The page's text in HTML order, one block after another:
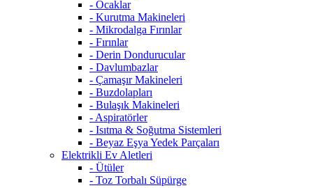
- Ocaklar
- Kurutma Makineleri
- Mikrodalga Fırınlar
- Fırınlar
- Derin Dondurucular
- Davlumbazlar
- Çamaşır Makineleri
- Buzdolapları
- Bulaşık Makineleri
- Aspiratörler
- Isıtma & Soğutma Sistemleri
- Beyaz Eşya Yedek Parçaları
Elektrikli Ev Aletleri
- Ütüler
- Toz Torbalı Süpürge